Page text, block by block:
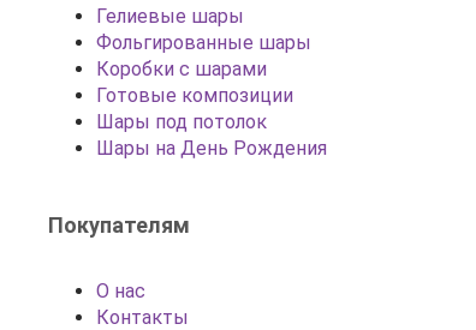
Гелиевые шары
Фольгированные шары
Коробки с шарами
Готовые композиции
Шары под потолок
Шары на День Рождения
Покупателям
О нас
Контакты